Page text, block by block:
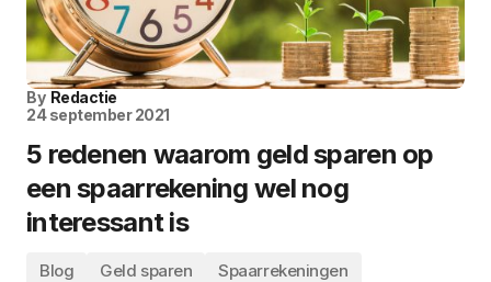
By Redactie
24 september 2021
5 redenen waarom geld sparen op
een spaarrekening wel nog
interessant is
Blog Geld sparen Spaarrekeningen